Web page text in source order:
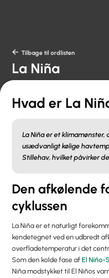
 Tilbage til ordlisten
La Niña
Hvad er La
La Niña er et
usædvanligt kølige
Stillehav, hvilket påvirker
Den afkølende
cyklussen
La Niña er et naturligt
kendetegnet ved en udbredt
overfladetemperatur i det
Som den kolde fase afEl Niño-
Niña modstykket til El Niños